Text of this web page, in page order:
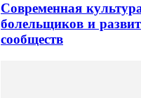
Современная
болельщиков и
сообществ